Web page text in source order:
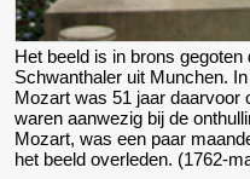
Het beeld is in brons
Schwanthaler uit Munchen.
Mozart was 51 jaar daarvoor
waren aanwezig bij de
Mozart, was een paar
het beeld overleden. (1762-